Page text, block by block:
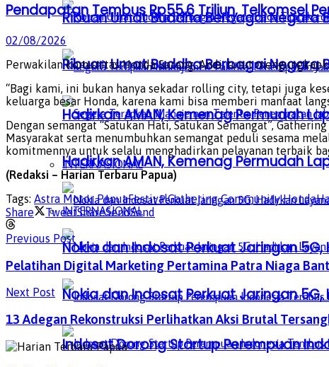
Ribuan Umat Buddha Berbagai
Hadirkan AMAN, Kemenag Permudah
INTERNASIONAL
Nokia dan Indosat Perkuat Jaringan
Indosat Dorong Startup Perempuan
Ribuan Umat Buddha Berbagai
Hadirkan AMAN, Kemenag Permudah
INTERNASIONAL
Nokia dan Indosat Perkuat Jaringan
Pendapatan Tembus Rp55,6 Triliun, Telkomsel
02/08/2026
Perwakilan komunitas Honda Sorong, Andi, turut
“Bagi kami, ini bukan hanya sekadar rolling city, tetapi juga
keluarga besar Honda, karena kami bisa memberi manfaat
Dengan semangat “Satukan Hati, Satukan Semangat”,
Masyarakat serta menumbuhkan semangat peduli sesama
komitmennya untuk selalu menghadirkan pelayanan terbaik
(Redaksi – Harian Terbaru Papua)
Tags: Astra Motor PapuaFestivalGathering Community Honda
Share
TweetShareSendSend
Previous Post
Pelatihan Digital Marketing Pertamina Patra Niaga
Next Post
13 Adegan Rekonstruksi Perlihatkan Aksi Brutal